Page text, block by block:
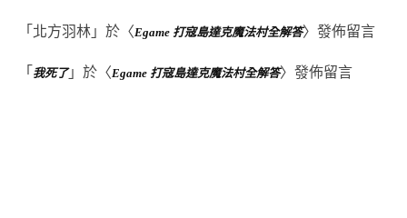
「 北方羽林 」於〈Egame 打寇島達克魔法村全解答〉發佈留言
「 我死了」於〈Egame 打寇島達克魔法村全解答〉發佈留言